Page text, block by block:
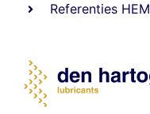
Referenties